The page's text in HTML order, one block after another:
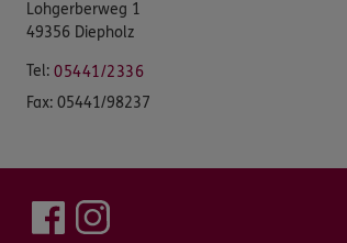
Lohgerberweg 1
49356 Diepholz
Tel: 05441/2336
Fax: 05441/98237